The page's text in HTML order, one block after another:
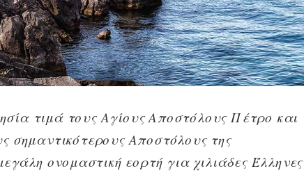
τιμά τους Αγίους Αποστόλους Πέτρο και
Αποστόλους της
ονομαστική εορτή για χιλιάδες Έλληνες